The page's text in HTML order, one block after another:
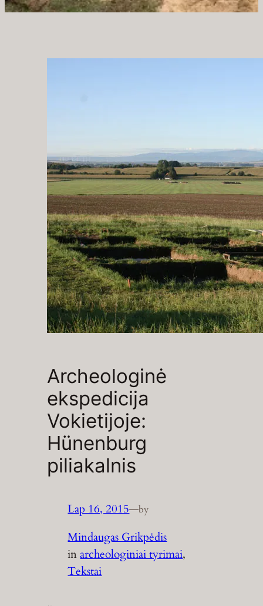
Archeologinė
ekspedicija
Vokietijoje:
Hünenburg
piliakalnis
Lap 16, 2015—by
Mindaugas Grikpėdis
inarcheologiniai tyrimai
Tekstai